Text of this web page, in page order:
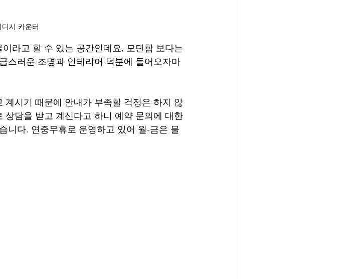
시 카운터
라고 할 수 있는 공간인데요, 모던함 보다는
스러운 조명과 인테리어 덕분에 들어오자마
계시기 때문에 안내가 부족할 걱정은 하지 않
상담을 받고 계신다고 하니 예약 문의에 대한
니다. 연중무휴로 운영하고 있어 월-금은 물